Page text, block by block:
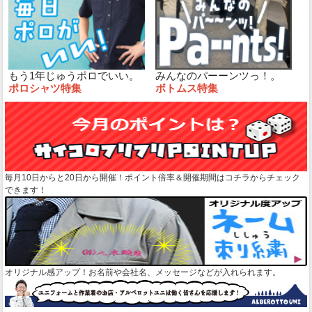
もう1年じゅうポロでいい。
ポロシャツ特集
みんなのパーーンツっ！。
ボトムス特集
毎月10日からと20日から開催！ポイント倍率＆開催期間はコチラからチェック
できます！
オリジナル感アップ！お名前や会社名、メッセージなどが入れられます。